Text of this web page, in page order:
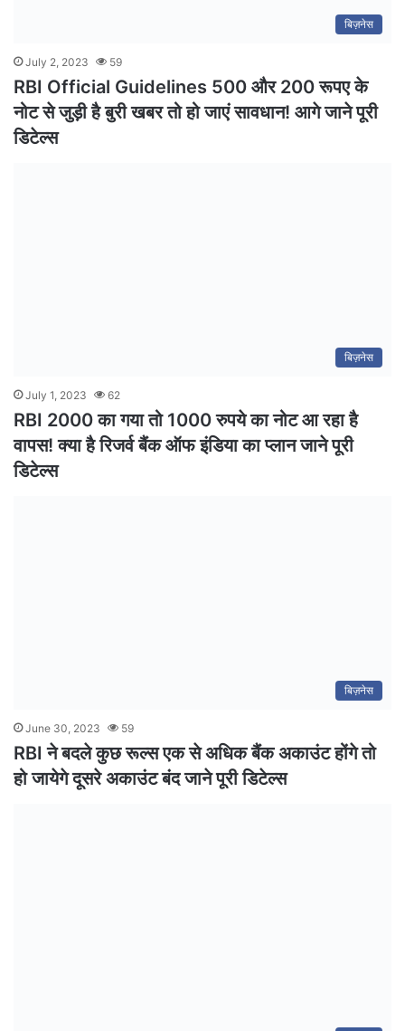
बिज़नेस
July 2, 2023 59
RBI Official Guidelines 500 और 200 रूपए के
नोट से जुड़ी है बुरी खबर तो हो जाएं सावधान! आगे जाने पूरी
डिटेल्स
बिज़नेस
July 1, 2023 62
RBI 2000 का गया तो 1000 रुपये का नोट आ रहा है
वापस! क्या है रिजर्व बैंक ऑफ इंडिया का प्लान जाने पूरी
डिटेल्स
बिज़नेस
June 30, 2023 59
RBI ने बदले कुछ रूल्स एक से अधिक बैंक अकाउंट होंगे तो
हो जायेगे दूसरे अकाउंट बंद जाने पूरी डिटेल्स